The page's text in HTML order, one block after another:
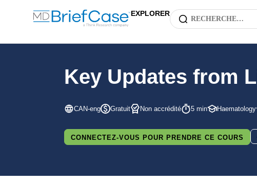
EXPLORER
Key Updates from
CAN-eng Gratuit Non accrédité 5 min Haematology
CONNECTEZ-VOUS POUR PRENDRE CE COURS